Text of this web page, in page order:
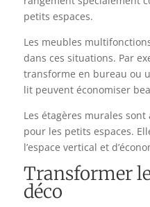
petits espaces.
Les meubles
dans ces situations. Par
transforme en bureau ou
lit peuvent économiser
Les étagères murales
pour les petits espaces.
l’espace vertical et
Transformer
déco